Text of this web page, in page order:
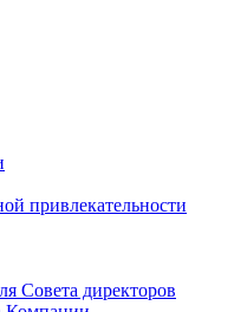
привлекательности
Совета директоров